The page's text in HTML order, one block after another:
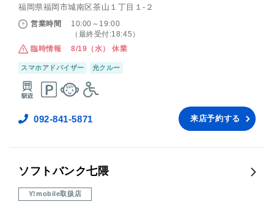
福岡県福岡市城南区茶山１丁目１‐２
営業時間
10:00～19:00
（最終受付:18:45）
臨時情報
8/19（水） 休業
スマホアドバイザー 光クルー
092-841-5871 来店予約する
ソフトバンク七隈
Y!mobile取扱店